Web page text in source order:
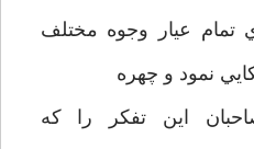
تمام عيار وجوه مختلف
نمود و چهره
اين تفكر را كه